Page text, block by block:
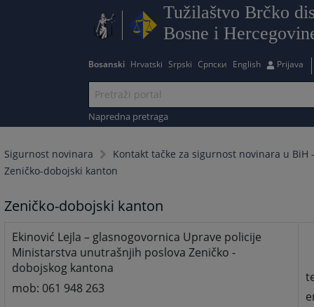
Tužilaštvo Brčko
Bosne i
Bosanski Hrvatski Srpski Српски English Prijava
Napredna pretraga
Sigurnost novinara
Kontakt tačke za sigurnost novinara u BiH
Zeničko-dobojski kanton
Zeničko-dobojski kanton
Ekinović Lejla – glasnogovornica Uprave policije
Ministarstva unutrašnjih poslova Zeničko -
dobojskog kantona
mob: 061 948 263